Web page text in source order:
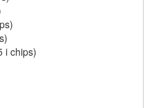
i chips)